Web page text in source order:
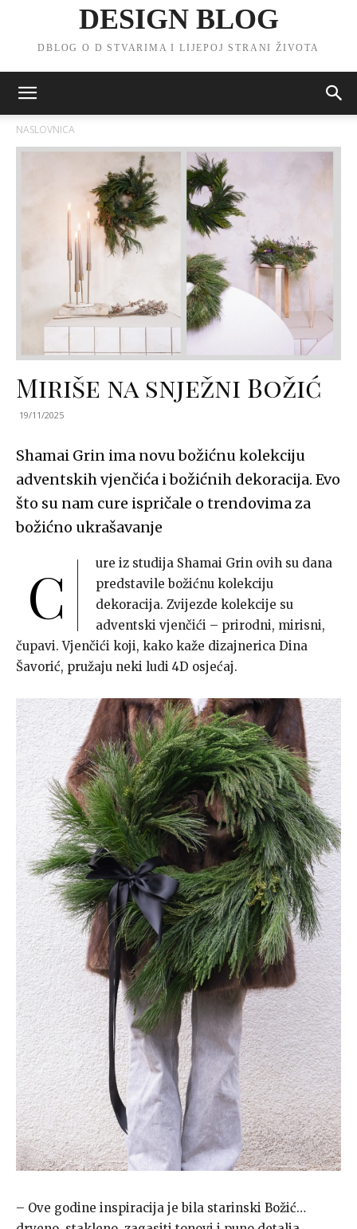
DESIGN BLOG
DBLOG O D STVARIMA I LIJEPOJ STRANI ŽIVOTA
NASLOVNICA
Miriše na snježni Božić
19/11/2025
Shamai Grin ima novu božićnu kolekciju
adventskih vjenčića i božićnih dekoracija. Evo
što su nam cure ispričale o trendovima za
božićno ukrašavanje
C
ure iz studija Shamai Grin ovih su dana
predstavile božićnu kolekciju
dekoracija. Zvijezde kolekcije su
adventski vjenčići – prirodni, mirisni,
čupavi. Vjenčići koji, kako kaže dizajnerica Dina
Šavorić, pružaju neki ludi 4D osjećaj.
– Ove godine inspiracija je bila starinski Božić…